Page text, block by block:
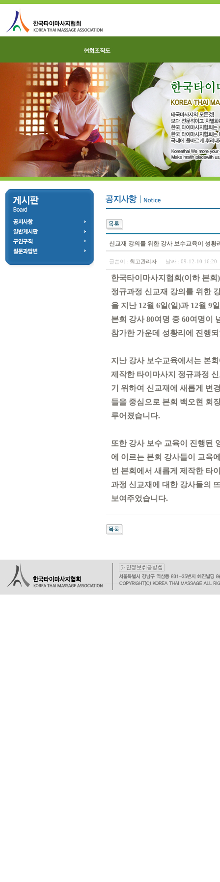
신교재 강의를 위한 강사 보수교육이 성황
글쓴이 : 최고관리자 날짜 : 09-12-10
한국타이마사지협회(이하 본
정규과정 신교재 강의를 위한
을 지난 12월 6일(일)과 12월 9
본회 강사 80여명 중 60여명이
참가한 가운데 성황리에 진행
지난 강사 보수교육에서는 본
제작한 타이마사지 정규과정
기 위하여 신교재에 새롭게 변
들을 중심으로 본회 백오현 회
루어졌습니다.
또한 강사 보수 교육이 진행된
에 이르는 본회 강사들이 교육
번 본회에서 새롭게 제작한 타
과정 신교재에 대한 강사들의
보여주었습니다.